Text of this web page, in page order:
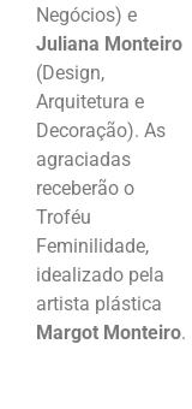
Negócios) e
Juliana Monteiro
(Design,
Arquitetura e
Decoração). As
agraciadas
receberão o
Troféu
Feminilidade,
idealizado pela
artista plástica
Margot Monteiro.